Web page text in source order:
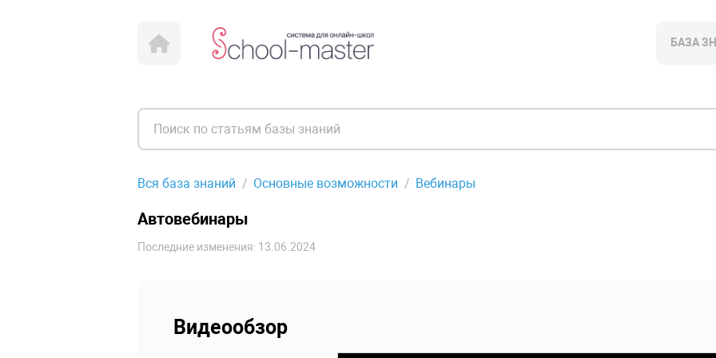
БАЗА
Вся база знаний Основные возможности Вебинары
Автовебинары
Последние изменения: 13.06.2024
Видеообзор